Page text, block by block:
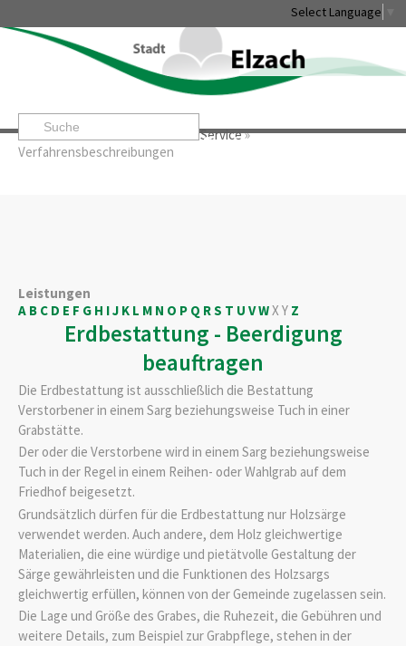
Select Language
Startseite» »Service»
Verfahrensbeschreibungen
Leben & Erleben Rathaus & Service
Leistungen
A B C D E F G H IJ K L M N O P Q RS T U VWXY Z
Erdbestattung - Beerdigung
beauftragen
Die Erdbestattung ist ausschließlich die Bestattung
Verstorbener in einem Sarg beziehungsweise Tuch in einer
Grabstätte.
Der oder die Verstorbene wird in einem Sarg beziehungsweise
Tuch in der Regel in einem Reihen- oder Wahlgrab auf dem
Friedhof beigesetzt.
Grundsätzlich dürfen für die Erdbestattung nur Holzsärge
verwendet werden. Auch andere, dem Holz gleichwertige
Materialien, die eine würdige und pietätvolle Gestaltung der
Särge gewährleisten und die Funktionen des Holzsargs
gleichwertig erfüllen, können von der Gemeinde zugelassen sein.
Die Lage und Größe des Grabes, die Ruhezeit, die Gebühren und
weitere Details, zum Beispiel zur Grabpflege, stehen in der